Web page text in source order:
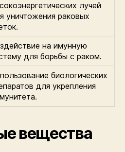
лучей
уничтожения раковых
на имунную
для борьбы с раком.
биологических
для укрепления
вещества